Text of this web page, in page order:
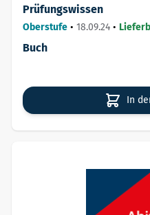
Prüfungswissen
Oberstufe • 18.09.24 •
Buch
In